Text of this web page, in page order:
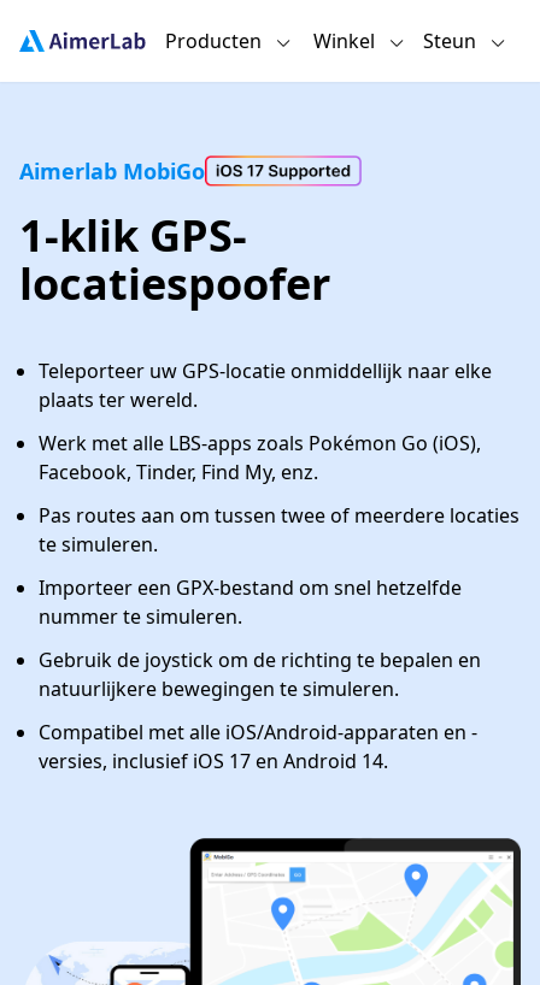
Producten Winkel Steun
Aimerlab MobiGo
1-klik GPS-
locatiespoofer
Teleporteer uw GPS-locatie onmiddellijk naar elke
plaats ter wereld.
Werk met alle LBS-apps zoals Pokémon Go (iOS),
Facebook, Tinder, Find My, enz.
Pas routes aan om tussen twee of meerdere locaties
te simuleren.
Importeer een GPX-bestand om snel hetzelfde
nummer te simuleren.
Gebruik de joystick om de richting te bepalen en
natuurlijkere bewegingen te simuleren.
Compatibel met alle iOS/Android-apparaten en -
versies, inclusief iOS 17 en Android 14.